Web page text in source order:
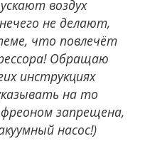
воздух
не делают,
что повлечёт
Обращаю
инструкциях
на то
запрещена,
насос!)